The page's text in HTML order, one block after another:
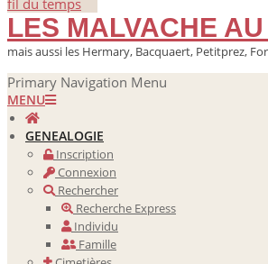
LES MALVACHE
mais aussi les Hermary, Bacquaert, Petitprez,
Primary Navigation Menu
MENU
GENEALOGIE
Inscription
Connexion
Rechercher
Recherche Express
Individu
Famille